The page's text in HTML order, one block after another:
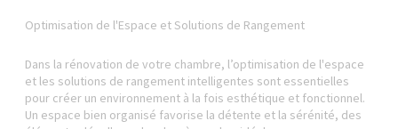
Optimisation de l'Espace et Solutions de Rangement
Dans la rénovation de votre chambre, l’optimisation de l'espace
et les solutions de rangement intelligentes sont essentielles
pour créer un environnement à la fois esthétique et fonctionnel.
Un espace bien organisé favorise la détente et la sérénité, des